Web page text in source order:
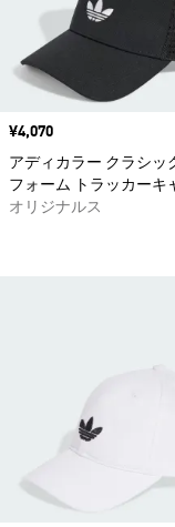
価格
¥4,070
アディカラー クラシッ
フォーム トラッカーキ
オリジナルス